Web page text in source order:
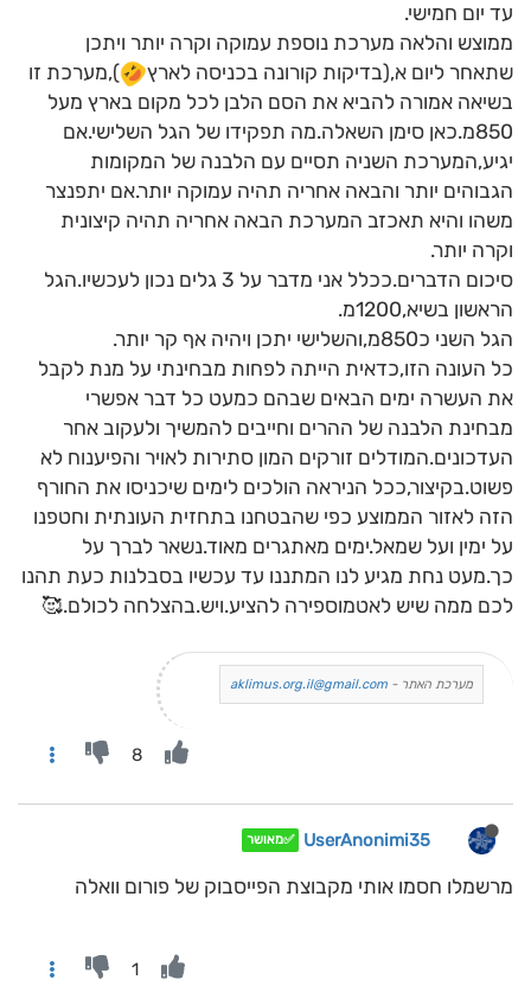
עד יום חמישי.
ממוצש והלאה מערכת נוספת עמוקה וקרה יותר ויתכן
שתאחר ליום א,(בדיקות קורונה בכניסה לארץ
),מערכת זו
בשיאה אמורה להביא את הסם הלבן לכל מקום בארץ מעל
850מ.כאן סימן השאלה.מה תפקידו של הגל השלישי.אם
יגיע,המערכת השניה תסיים עם הלבנה של המקומות
הגבוהים יותר והבאה אחריה תהיה עמוקה יותר.אם יתפנצר
משהו והיא תאכזב המערכת הבאה אחריה תהיה קיצונית
וקרה יותר.
סיכום הדברים.ככלל אני מדבר על 3 גלים נכון לעכשיו.הגל
הראשון בשיא,1200מ.
הגל השני כ850מ,והשלישי יתכן ויהיה אף קר יותר.
כל העונה הזו,כדאית הייתה לפחות מבחינתי על מנת לקבל
את העשרה ימים הבאים שבהם כמעט כל דבר אפשרי
מבחינת הלבנה של ההרים וחייבים להמשיך ולעקוב אחר
העדכונים.המודלים זורקים המון סתירות לאויר והפיענוח לא
פשוט.בקיצור,ככל הניראה הולכים לימים שיכניסו את החורף
הזה לאזור הממוצע כפי שהבטחנו בתחזית העונתית וחטפנו
על ימין ועל שמאל.ימים מאתגרים מאוד.נשאר לברך על
כך.מעט נחת מגיע לנו המתננו עד עכשיו בסבלנות כעת תהנו
לכם ממה שיש לאטמוספירה להציע.ויש.בהצלחה לכולם.🥰
מערכת האתר - aklimus.org.il@gmail.com
8
UserAnonimi35 ✅מאושר
מרשמלו חסמו אותי מקבוצת הפייסבוק של פורום וואלה
1